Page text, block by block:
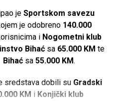
je Sportskom savezu
je odobreno 140.000
i Nogometni klub
Bihaćsa 65.000 KM te
Bihaćsa 55.000 KM.
sredstava dobili su Gradski
KM i Konjički klub